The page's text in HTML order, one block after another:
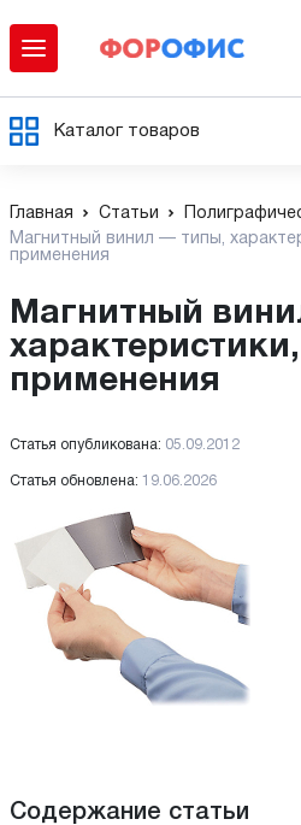
Каталог товаров
Главная Статьи
Магнитный винил — типы,
применения
Магнитный винил — типы,
применения
Статья опубликована: 05.09.2012
Статья обновлена: 19.06.2026
Содержание статьи